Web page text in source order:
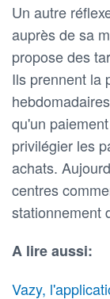
Un autre
auprès de sa
propose des
Ils prennent la
qu'un
privilégier les
achats.
centres
stationnement
A lire aussi:
Vazy,